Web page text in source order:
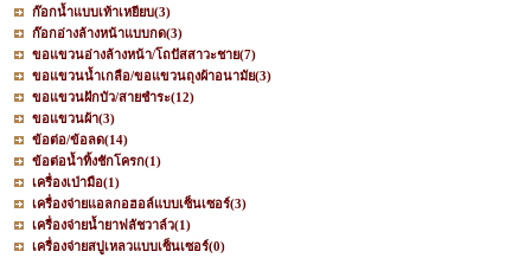
ก๊อกน้ำแบบเท้าเหยียบ(3)
ก๊อกอ่างล้างหน้าแบบกด(3)
ขอแขวนอ่างล้างหน้า/โถปัสสาวะชาย(7)
ขอแขวนน้ำเกลือ/ขอแขวนถุงผ้าอนามัย(3)
ขอแขวนฝักบัว/สายชำระ(12)
ขอแขวนผ้า(3)
ข้อต่อ/ข้อลด(14)
ข้อต่อน้ำทิ้งชักโครก(1)
เครื่องเป่ามือ(1)
เครื่องจ่ายแอลกอฮอล์แบบเซ็นเซอร์(3)
เครื่องจ่ายน้ำยาฟลัชวาล์ว(1)
เครื่องจ่ายสบู่เหลวแบบเซ็นเซอร์(0)